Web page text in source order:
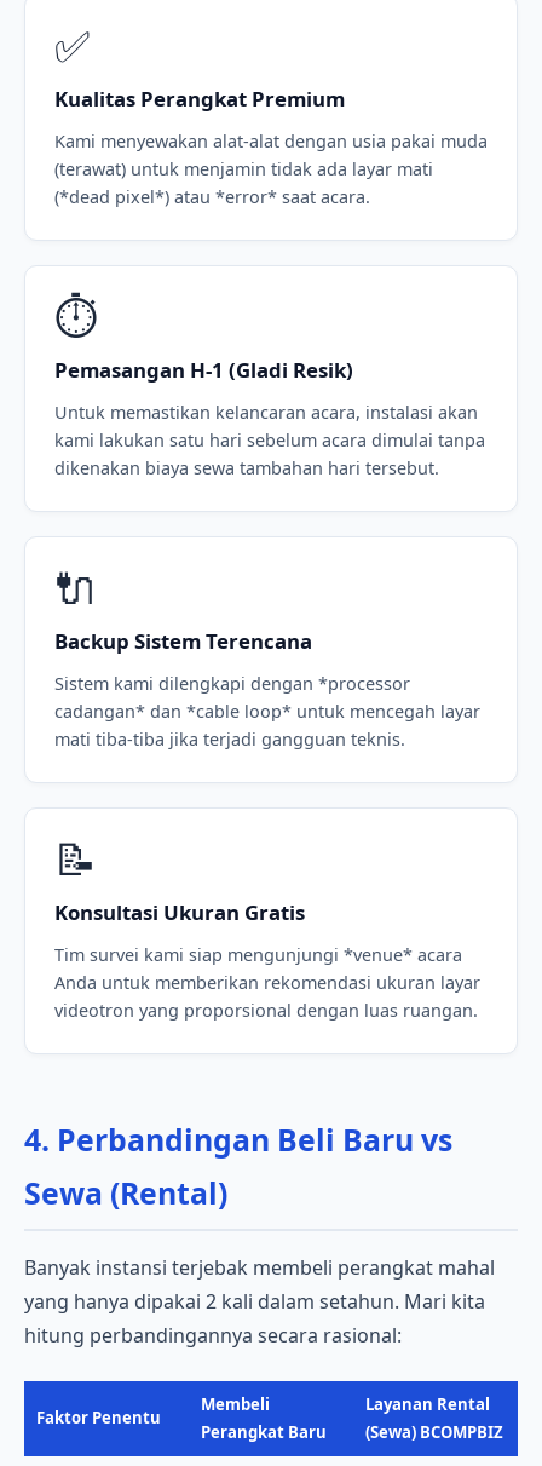
✅
Kualitas Perangkat Premium
Kami menyewakan alat-alat dengan usia pakai muda
(terawat) untuk menjamin tidak ada layar mati
(*dead pixel*) atau *error* saat acara.
⏱️
Pemasangan H-1 (Gladi Resik)
Untuk memastikan kelancaran acara, instalasi akan
kami lakukan satu hari sebelum acara dimulai tanpa
dikenakan biaya sewa tambahan hari tersebut.
🔌
Backup Sistem Terencana
Sistem kami dilengkapi dengan *processor
cadangan* dan *cable loop* untuk mencegah layar
mati tiba-tiba jika terjadi gangguan teknis.
📝
Konsultasi Ukuran Gratis
Tim survei kami siap mengunjungi *venue* acara
Anda untuk memberikan rekomendasi ukuran layar
videotron yang proporsional dengan luas ruangan.
4. Perbandingan Beli Baru vs
Sewa (Rental)
Banyak instansi terjebak membeli perangkat mahal
yang hanya dipakai 2 kali dalam setahun. Mari kita
hitung perbandingannya secara rasional:
Faktor Penentu
Membeli
Perangkat Baru
Layanan Rental
(Sewa) BCOMPBIZ